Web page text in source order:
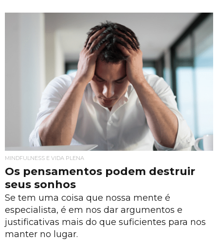
MINDFULNESS E VIDA PLENA
Os pensamentos podem destruir
seus sonhos
Se tem uma coisa que nossa mente é
especialista, é em nos dar argumentos e
justificativas mais do que suficientes para nos
manter no lugar.